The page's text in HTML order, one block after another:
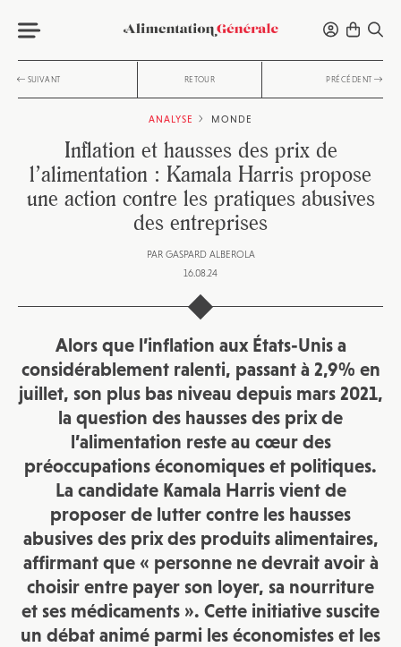
SUIVANT RETOUR PRÉCÉDENT
ANALYSE MONDE
Inflation et hausses des prix de
l’alimentation : Kamala Harris propose
une action contre les pratiques abusives
des entreprises
PAR GASPARD ALBEROLA
16.08.24
Alors que l’inflation aux États-Unis a
considérablement ralenti, passant à 2,9% en
juillet, son plus bas niveau depuis mars 2021,
la question des hausses des prix de
l’alimentation reste au cœur des
préoccupations économiques et politiques.
La candidate Kamala Harris vient de
proposer de lutter contre les hausses
abusives des prix des produits alimentaires,
affirmant que « personne ne devrait avoir à
choisir entre payer son loyer, sa nourriture
et ses médicaments ». Cette initiative suscite
un débat animé parmi les économistes et les